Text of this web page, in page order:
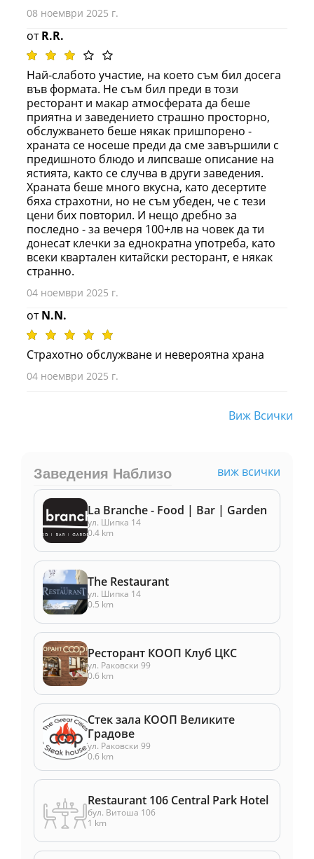
08 ноември 2025 г.
отR.R.
Най-слабото участие, на което съм бил досега
във формата. Не съм бил преди в този
ресторант и макар атмосферата да беше
приятна и заведението страшно просторно,
обслужването беше някак пришпорено -
храната се носеше преди да сме завършили с
предишното блюдо и липсваше описание на
ястията, както се случва в други заведения.
Храната беше много вкусна, като десертите
бяха страхотни, но не съм убеден, че с тези
цени бих повторил. И нещо дребно за
последно - за вечеря 100+лв на човек да ти
донесат клечки за еднократна употреба, като
всеки квартален китайски ресторант, е някак
странно.
04 ноември 2025 г.
отN.N.
Страхотно обслужване и невероятна храна
04 ноември 2025 г.
Виж Всички
Заведения Наблизо виж всички
La Branche - Food | Bar | Garden
ул. Шипка 14
0.4 km
The Restaurant
ул. Шипка 14
0.5 km
Ресторант КООП Клуб ЦКС
ул. Раковски 99
0.6 km
Стек зала КООП Великите
Градове
ул. Раковски 99
0.6 km
Restaurant 106 Central Park Hotel
бул. Витоша 106
1 km